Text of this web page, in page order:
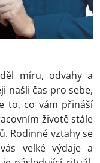
míru, odvahy a
našli čas pro sebe,
to, co vám přináší
životě stále
Rodinné vztahy se
velké výdaje a